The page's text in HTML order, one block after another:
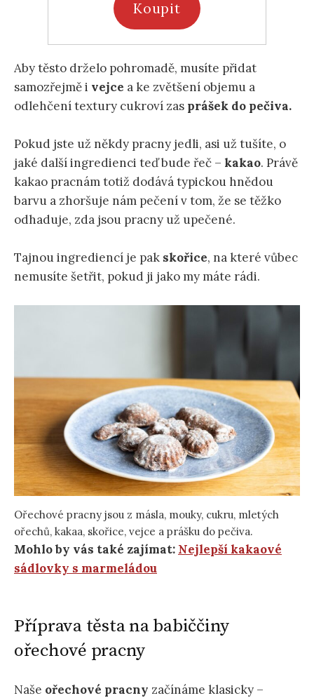
Koupit
Aby těsto drželo pohromadě, musíte přidat
samozřejmě i vejce a ke zvětšení objemu a
odlehčení textury cukroví zas prášek do pečiva.
Pokud jste už někdy pracny jedli, asi už tušíte, o
jaké další ingredienci teď bude řeč – kakao. Právě
kakao pracnám totiž dodává typickou hnědou
barvu a zhoršuje nám pečení v tom, že se těžko
odhaduje, zda jsou pracny už upečené.
Tajnou ingrediencí je pak skořice, na které vůbec
nemusíte šetřit, pokud ji jako my máte rádi.
Ořechové pracny jsou z másla, mouky, cukru, mletých
ořechů, kakaa, skořice, vejce a prášku do pečiva.
Mohlo by vás také zajímat: Nejlepší kakaové
sádlovky s marmeládou
Příprava těsta na babiččiny
ořechové pracny
Naše ořechové pracny začínáme klasicky –